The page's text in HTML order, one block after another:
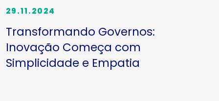
29.11.2024
Transformando Governos:
Inovação Começa com
Simplicidade e Empatia